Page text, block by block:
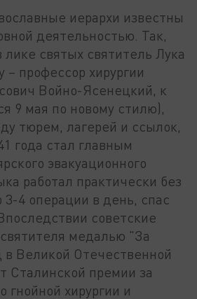
иерархи известны
деятельностью. Так,
святых святитель Лука
профессор хирургии
Войно-Ясенецкий, к
9 мая по новому стилю),
тюрем, лагерей и ссылок,
года стал главным
эвакуационного
работал практически без
4 операции в день, спас
советские
медалью "За
в Великой Отечественной
Сталинской премии за
гнойной хирургии и